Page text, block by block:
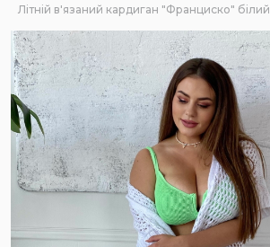
Літній в'язаний кардиган "Франциско" білий